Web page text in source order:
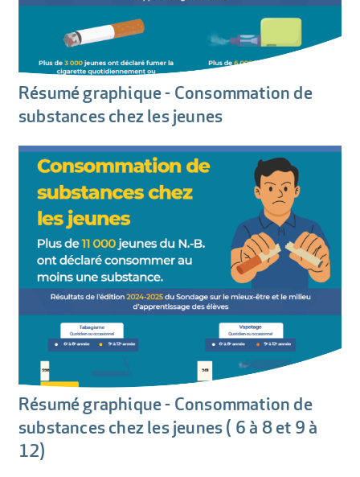
Résumé graphique - Consommation de
substances chez les jeunes
Résumé graphique - Consommation de
substances chez les jeunes ( 6 à 8 et 9 à
12)